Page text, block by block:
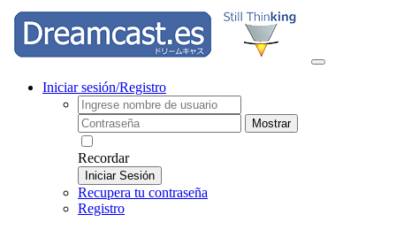
Iniciar sesión/Registro
Mostrar
Recordar
Iniciar Sesión
Recupera tu contraseña
Registro